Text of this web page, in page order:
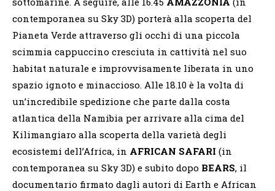
contemporanea su Sky 3D) porterà alla scoperta del
Pianeta Verde attraverso gli occhi di una piccola
scimmia cappuccino cresciuta in cattività nel suo
habitat naturale e improvvisamente liberata in uno
spazio ignoto e minaccioso. Alle 18.10 è la volta di
un’incredibile spedizione che parte dalla costa
atlantica della Namibia per arrivare alla cima del
Kilimangiaro alla scoperta della varietà degli
ecosistemi dell’Africa, in AFRICAN SAFARI (in
contemporanea su Sky 3D) e subito dopo BEARS, il
documentario firmato dagli autori di Earth e African